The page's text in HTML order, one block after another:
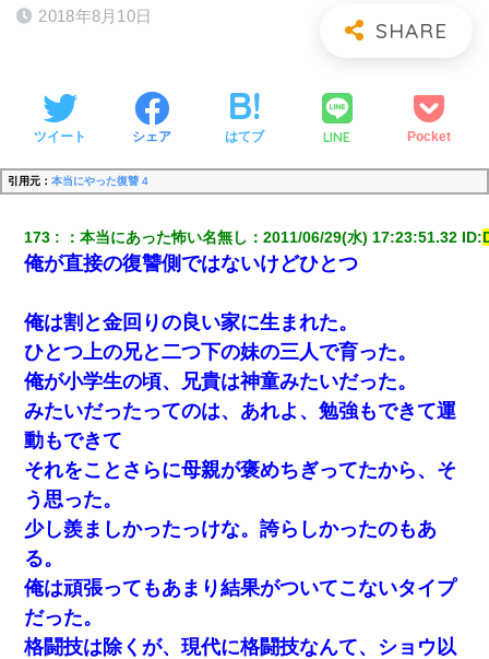
2018年8月10日
ツイート シェア はてブ LINE Pocket
引用元： 本当にやった復讐 4
173 ：本当にあった怖い名無し ：2011/06/29(水) 17:23:51.32 ID:
俺が直接の復讐側ではないけどひとつ
俺は割と金回りの良い家に生まれた。
ひとつ上の兄と二つ下の妹の三人で育った。
俺が小学生の頃、兄貴は神童みたいだった。
みたいだったってのは、あれよ、勉強もできて運
動もできて
それをことさらに母親が褒めちぎってたから、そ
う思った。
少し羨ましかったっけな。誇らしかったのもあ
る。
俺は頑張ってもあまり結果がついてこないタイプ
だった。
格闘技は除くが、現代に格闘技なんて、ショウ以